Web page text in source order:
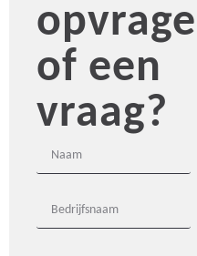
of een
vraag?